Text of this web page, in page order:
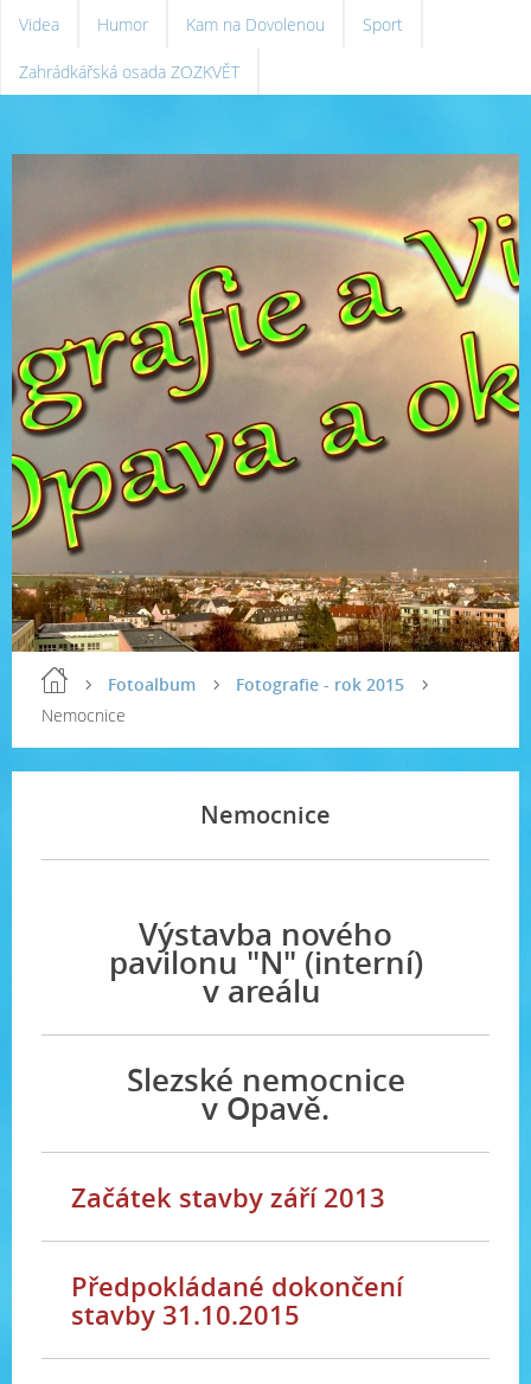
Videa Humor Kam na Dovolenou Sport
Zahrádkářská osada ZOZKVĚT
Fotoalbum
Fotografie - rok 2015
Nemocnice
Nemocnice
Výstavba nového
pavilonu "N" (interní)
v areálu
Slezské nemocnice
v Opavě.
Začátek stavby září 2013
Předpokládané dokončení
stavby 31.10.2015